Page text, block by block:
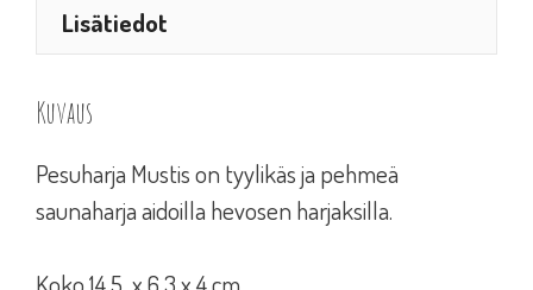
Lisätiedot
Kuvaus
Pesuharja Mustis on tyylikäs ja pehmeä
saunaharja aidoilla hevosen harjaksilla.